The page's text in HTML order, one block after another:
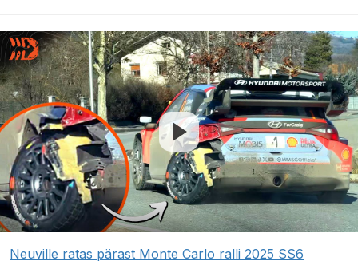
Neuville ratas pärast Monte Carlo ralli 2025 SS6